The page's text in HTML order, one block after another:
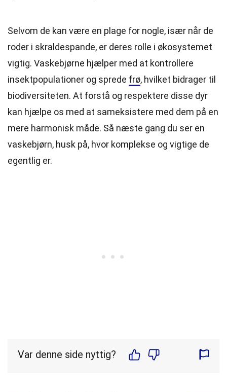
Selvom de kan være en plage for nogle, især når de
roder i skraldespande, er deres rolle i økosystemet
vigtig. Vaskebjørne hjælper med at kontrollere
insektpopulationer og sprede frø, hvilket bidrager til
biodiversiteten. At forstå og respektere disse dyr
kan hjælpe os med at sameksistere med dem på en
mere harmonisk måde. Så næste gang du ser en
vaskebjørn, husk på, hvor komplekse og vigtige de
egentlig er.
Var denne side nyttig?